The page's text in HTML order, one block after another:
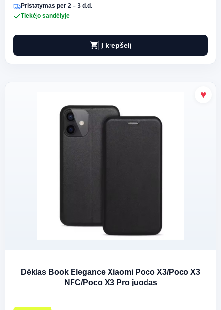
Pristatymas per 2 – 3 d.d.
Tiekėjo sandėlyje
shopping_cart Į krepšelį
Dėklas Book Elegance Xiaomi Poco X3/Poco X3
NFC/Poco X3 Pro juodas